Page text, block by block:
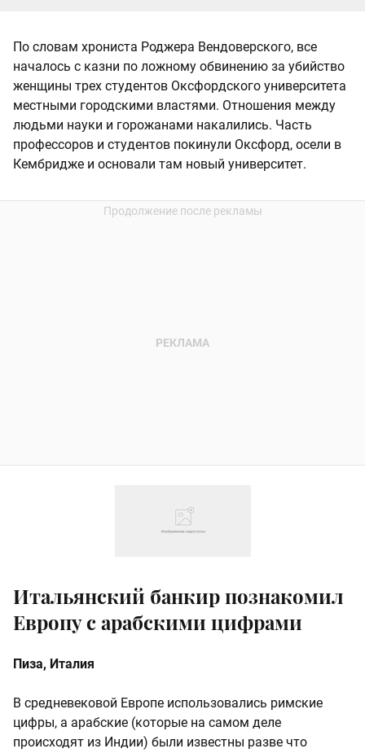
По словам хрониста Роджера Вендоверского, все
началось с казни по ложному обвинению за убийство
женщины трех студентов Оксфордского университета
местными городскими властями. Отношения между
людьми науки и горожанами накалились. Часть
профессоров и студентов покинули Оксфорд, осели в
Кембридже и основали там новый университет.
Итальянский банкир познакомил
Европу с арабскими цифрами
Пиза, Италия
В средневековой Европе использовались римские
цифры, а арабские (которые на самом деле
происходят из Индии) были известны разве что